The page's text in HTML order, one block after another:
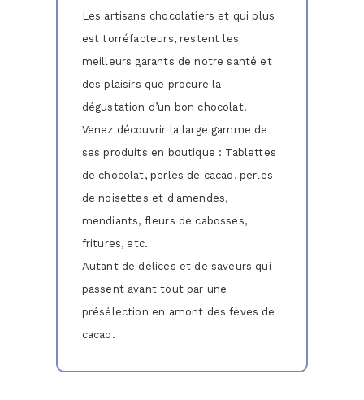
Les artisans chocolatiers et qui plus
est torréfacteurs, restent les
meilleurs garants de notre santé et
des plaisirs que procure la
dégustation d’un bon chocolat.
Venez découvrir la large gamme de
ses produits en boutique : Tablettes
de chocolat, perles de cacao, perles
de noisettes et d'amendes,
mendiants, fleurs de cabosses,
fritures, etc.
Autant de délices et de saveurs qui
passent avant tout par une
présélection en amont des fèves de
cacao.